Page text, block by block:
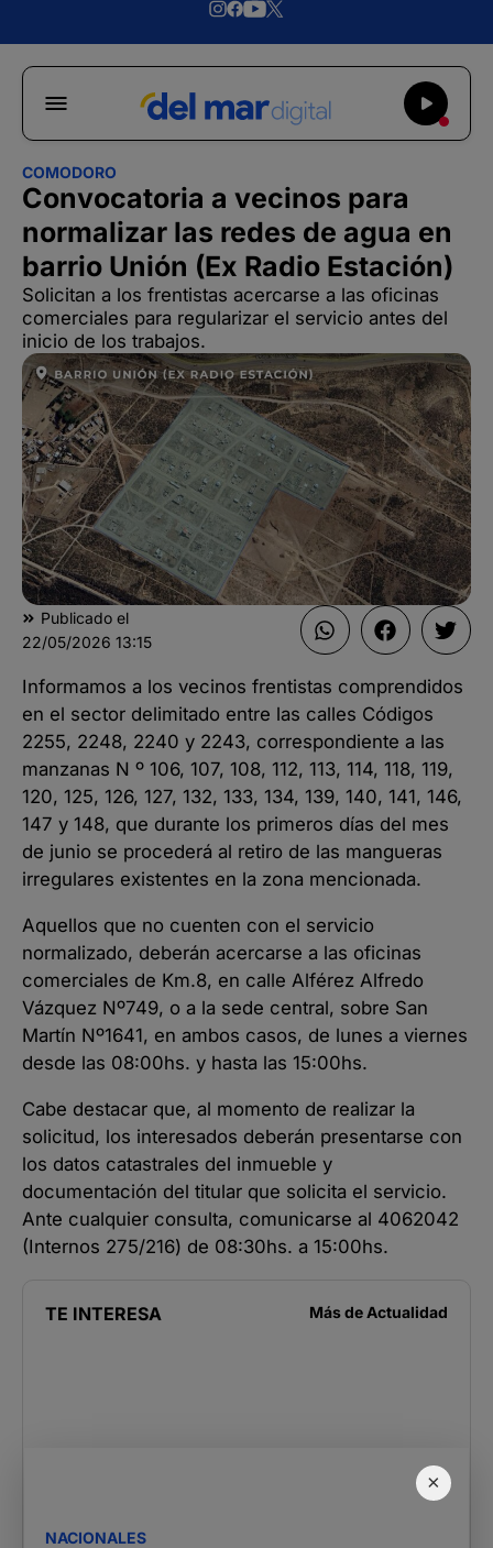
×
COMODORO
Convocatoria a vecinos para
normalizar las redes de agua en
barrio Unión (Ex Radio Estación)
Solicitan a los frentistas acercarse a las oficinas
comerciales para regularizar el servicio antes del
inicio de los trabajos.
Publicado el
22/05/2026 13:15
Informamos a los vecinos frentistas comprendidos
en el sector delimitado entre las calles Códigos
2255, 2248, 2240 y 2243, correspondiente a las
manzanas N º 106, 107, 108, 112, 113, 114, 118, 119,
120, 125, 126, 127, 132, 133, 134, 139, 140, 141, 146,
147 y 148, que durante los primeros días del mes
de junio se procederá al retiro de las mangueras
irregulares existentes en la zona mencionada.
Aquellos que no cuenten con el servicio
normalizado, deberán acercarse a las oficinas
comerciales de Km.8, en calle Alférez Alfredo
Vázquez Nº749, o a la sede central, sobre San
Martín Nº1641, en ambos casos, de lunes a viernes
desde las 08:00hs. y hasta las 15:00hs.
Cabe destacar que, al momento de realizar la
solicitud, los interesados deberán presentarse con
los datos catastrales del inmueble y
documentación del titular que solicita el servicio.
Ante cualquier consulta, comunicarse al 4062042
(Internos 275/216) de 08:30hs. a 15:00hs.
TE INTERESA Más de Actualidad
NACIONALES